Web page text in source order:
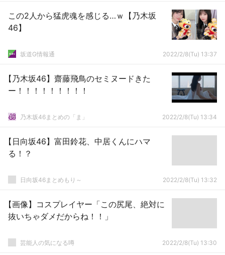
この2人から猛虎魂を感じる…ｗ【乃木坂
46】
坂道G情報通 2022/2/8(Tu) 13:37
【乃木坂46】齋藤飛鳥のセミヌードきた
ー！！！！！！！！！
乃木坂46まとめの「ま」 2022/2/8(Tu) 13:34
【日向坂46】富田鈴花、中居くんにハマ
る！？
日向坂46まとめもり～ 2022/2/8(Tu) 13:32
【画像】コスプレイヤー「この尻尾、絶対に
抜いちゃダメだからね！！」
芸能人の気になる噂 2022/2/8(Tu) 13:30